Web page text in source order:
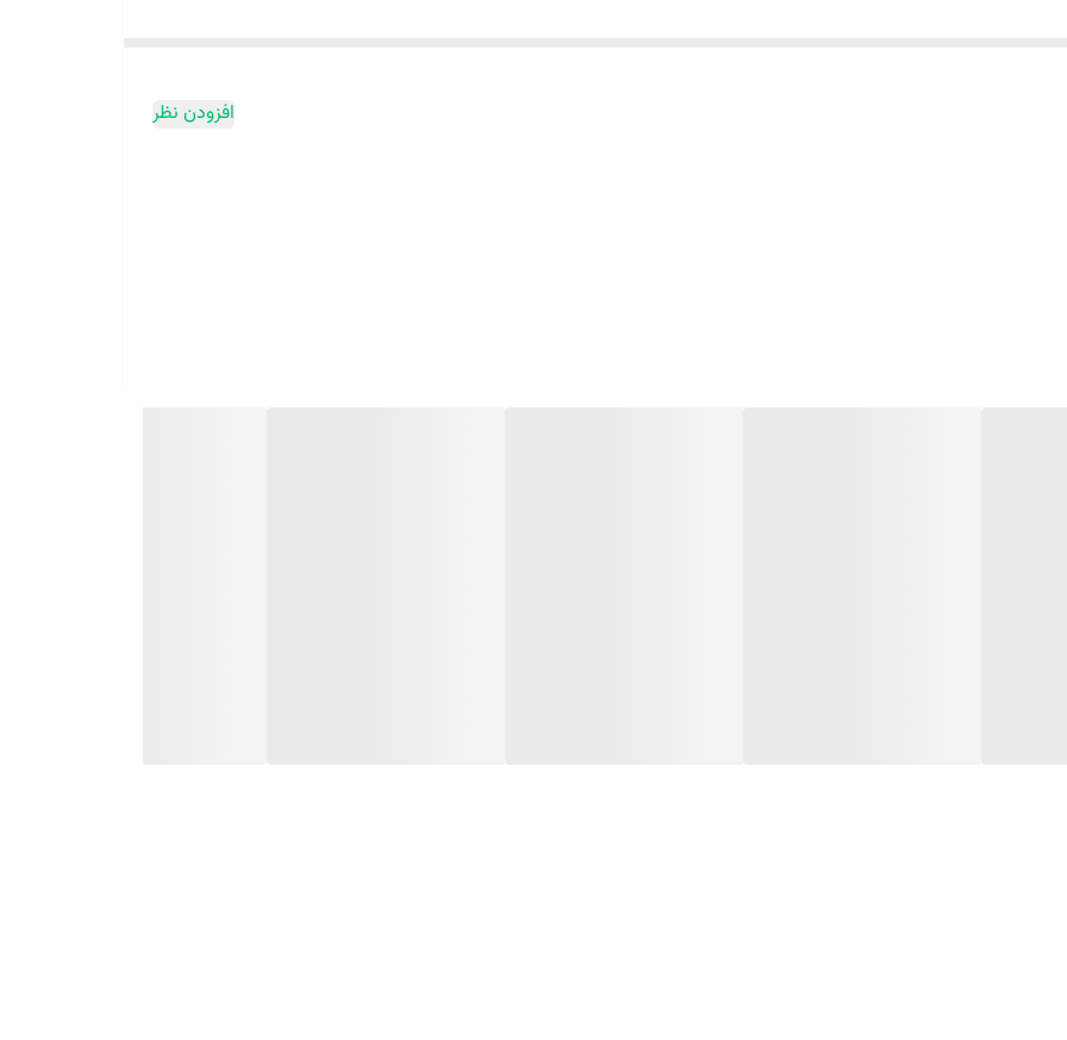
آب دریا، گل شمعدانی، هل، جوز و چای می‌شوند. این نت‌ها، خنکی و تندی مطلوبی به فضای اطراف شما می‌بخشند. نت‌های انتهایی پس از
بلوط، مشک، خس‌خس، دانه‌ی تونکا و چوب صندل عناصر تشکیل‌دهنده‌ی نت‌های پایانی هستند. تاثیر این نت‌ها تا انتهای مدت اثرگذاری
افزودن نظر